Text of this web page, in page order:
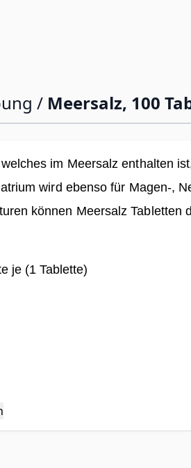
/ Meersalz, 100
im Meersalz enthalten
wird ebenso für Magen-,
können Meersalz Tabletten
je (1 Tablette)